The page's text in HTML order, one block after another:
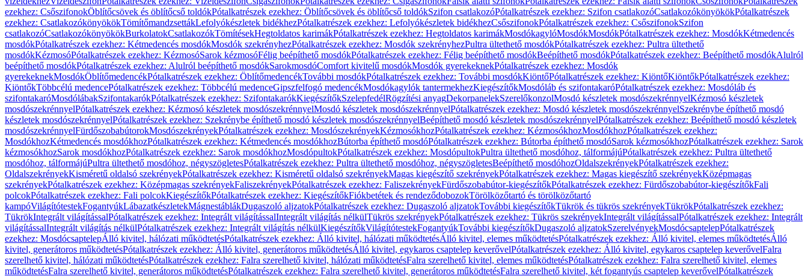
ezekhez: CsőszifonokÖblítőcsövek és öblítőcső toldókPótalkatrészek ezekhez: Öblítőcsövek és öblítőcső toldókSzifon csatlakozóPótalkatrészek ezekhez: Szifon csatlakozóCsatlakozókönyökökPótalkatrészek
ezekhez: CsatlakozókönyökökTömítőmandzsettákLefolyókészletek bidékhezPótalkatrészek ezekhez: Lefolyókészletek bidékhezCsőszifonokPótalkatrészek ezekhez: CsőszifonokSzifon
csatlakozóCsatlakozókönyökökBurkolatokCsatlakozókTömítésekHegtoldatos karimákPótalkatrészek ezekhez: Hegtoldatos karimákMosdókagylóMosdókMosdókPótalkatrészek ezekhez: MosdókKétmedencés
mosdókPótalkatrészek ezekhez: Kétmedencés mosdókMosdók szekrényhezPótalkatrészek ezekhez: Mosdók szekrényhezPultra ültethető mosdókPótalkatrészek ezekhez: Pultra ültethető
mosdókKézmosóPótalkatrészek ezekhez: KézmosóSarok kézmosóFélig beépíthető mosdókPótalkatrészek ezekhez: Félig beépíthető mosdókBeépíthető mosdókPótalkatrészek ezekhez: Beépíthető mosdókAlulról
beépíthető mosdókPótalkatrészek ezekhez: Alulról beépíthető mosdókSarokmosdóComfort kivitelű mosdókMosdók gyerekeknekPótalkatrészek ezekhez: Mosdók
gyerekeknekMosdókÖblítőmedencékPótalkatrészek ezekhez: ÖblítőmedencékTovábbi mosdókPótalkatrészek ezekhez: További mosdókKiöntőPótalkatrészek ezekhez: KiöntőKiöntőkPótalkatrészek ezekhez:
KiöntőkTöbbcélú medencePótalkatrészek ezekhez: Többcélú medenceGipszfelfogó medencékMosdókagylók tantermekhezKiegészítőkMosdóláb és szifontakaróPótalkatrészek ezekhez: Mosdóláb és
szifontakaróMosdólábakSzifontakarókPótalkatrészek ezekhez: SzifontakarókKiegészítőkSzelepfedélRögzítési anyagDekorpanelekSzerelőkonzolMosdó készletek mosdószekrénnyelKézmosó készletek
mosdószekrénnyelPótalkatrészek ezekhez: Kézmosó készletek mosdószekrénnyelMosdó készletek mosdószekrénnyelPótalkatrészek ezekhez: Mosdó készletek mosdószekrénnyelSzekrénybe építhető mosdó
készletek mosdószekrénnyelPótalkatrészek ezekhez: Szekrénybe építhető mosdó készletek mosdószekrénnyelBeépíthető mosdó készletek mosdószekrénnyelPótalkatrészek ezekhez: Beépíthető mosdó készletek
mosdószekrénnyelFürdőszobabútorokMosdószekrényekPótalkatrészek ezekhez: MosdószekrényekKézmosókhozPótalkatrészek ezekhez: KézmosókhozMosdókhozPótalkatrészek ezekhez:
MosdókhozKétmedencés mosdókhozPótalkatrészek ezekhez: Kétmedencés mosdókhozBútorba építhető mosdóPótalkatrészek ezekhez: Bútorba építhető mosdóSarok kézmosókhozPótalkatrészek ezekhez: Sarok
kézmosókhozSarok mosdókhozPótalkatrészek ezekhez: Sarok mosdókhozMosdópultokPótalkatrészek ezekhez: MosdópultokPultra ültethető mosdóhoz, tálformájúPótalkatrészek ezekhez: Pultra ültethető
mosdóhoz, tálformájúPultra ültethető mosdóhoz, négyszögletesPótalkatrészek ezekhez: Pultra ültethető mosdóhoz, négyszögletesBeépíthető mosdóhozOldalszekrényekPótalkatrészek ezekhez:
OldalszekrényekKisméretű oldalsó szekrényekPótalkatrészek ezekhez: Kisméretű oldalsó szekrényekMagas kiegészítő szekrényekPótalkatrészek ezekhez: Magas kiegészítő szekrényekKözépmagas
szekrényekPótalkatrészek ezekhez: Középmagas szekrényekFaliszekrényekPótalkatrészek ezekhez: FaliszekrényekFürdőszobabútor-kiegészítőkPótalkatrészek ezekhez: Fürdőszobabútor-kiegészítőkFali
polcokPótalkatrészek ezekhez: Fali polcokKiegészítőkPótalkatrészek ezekhez: KiegészítőkFiókbetétek és rendeződobozokTörölközőtartó és törölközőtartó
kampóVilágítótestekFogantyúkLábazatkészletekMágnestáblákDugaszoló aljzatokPótalkatrészek ezekhez: Dugaszoló aljzatokTovábbi kiegészítőkTükrök és tükrös szekrényekTükrökPótalkatrészek ezekhez:
TükrökIntegrált világítássalPótalkatrészek ezekhez: Integrált világítássalIntegrált világítás nélkülTükrös szekrényekPótalkatrészek ezekhez: Tükrös szekrényekIntegrált világítássalPótalkatrészek ezekhez: Integrált
világítássalIntegrált világítás nélkülPótalkatrészek ezekhez: Integrált világítás nélkülKiegészítőkVilágítótestekFogantyúkTovábbi kiegészítőkDugaszoló aljzatokSzerelvényekMosdócsaptelepPótalkatrészek
ezekhez: MosdócsaptelepÁlló kivitel, hálózati működtetésPótalkatrészek ezekhez: Álló kivitel, hálózati működtetésÁlló kivitel, elemes működtetésPótalkatrészek ezekhez: Álló kivitel, elemes működtetésÁlló
kivitel, generátoros működtetésPótalkatrészek ezekhez: Álló kivitel, generátoros működtetésÁlló kivitel, egykaros csaptelep keverővelPótalkatrészek ezekhez: Álló kivitel, egykaros csaptelep keverővelFalra
szerelhető kivitel, hálózati működtetésPótalkatrészek ezekhez: Falra szerelhető kivitel, hálózati működtetésFalra szerelhető kivitel, elemes működtetésPótalkatrészek ezekhez: Falra szerelhető kivitel, elemes
működtetésFalra szerelhető kivitel, generátoros működtetésPótalkatrészek ezekhez: Falra szerelhető kivitel, generátoros működtetésFalra szerelhető kivitel, két fogantyús csaptelep keverővelPótalkatrészek